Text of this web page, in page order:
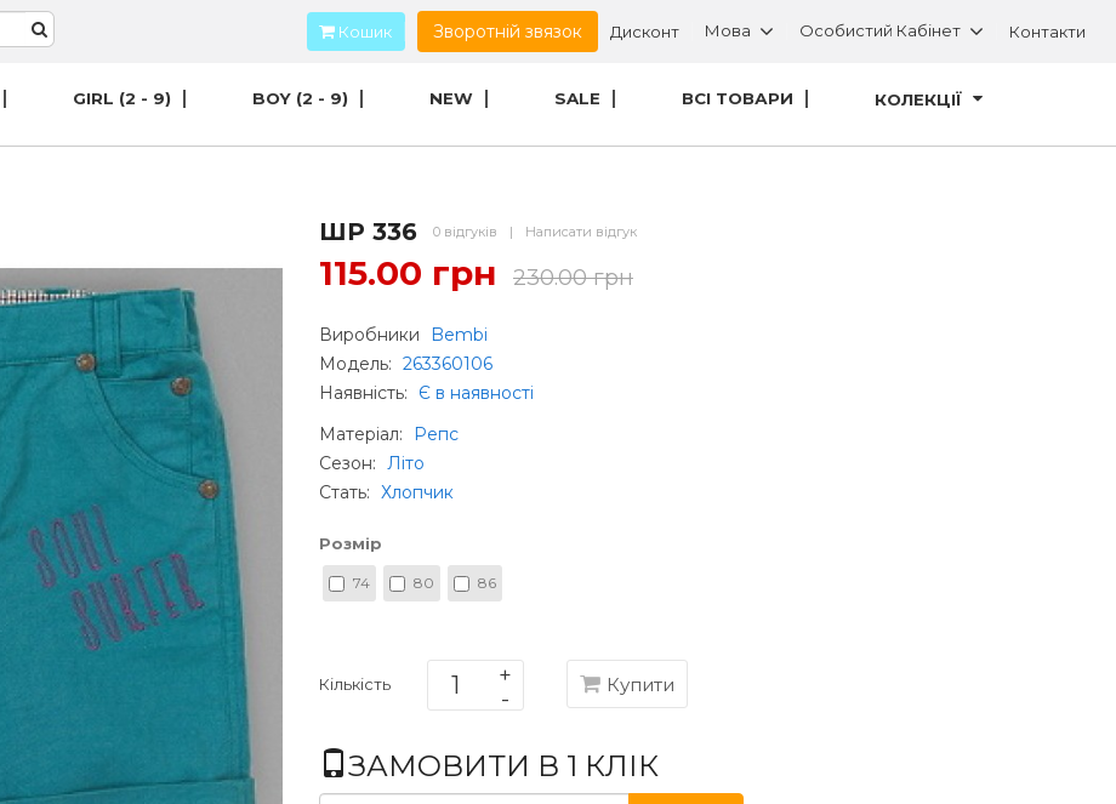
Кошик Зворотній звязок Дисконт Мова Особистий Кабінет Контакти
GIRL (2 - 9) BOY (2 - 9) NEW SALE ВСІ ТОВАРИ КОЛЕКЦІЇ
ШР 336 0 відгуків | Написати відгук
115.00 грн 230.00 грн
Виробники
Bembi
Модель: 263360106
Наявність:
Є в наявності
Матеріал:
Репс
Сезон: Літо
Стать: Хлопчик
Розмір
74 80 86
Кількість Купити
ЗАМОВИТИ В 1 КЛІК